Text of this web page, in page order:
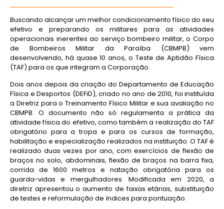
Buscando alcançar um melhor condicionamento físico do seu
efetivo e preparando os militares para as atividades
operacionais inerentes ao serviço bombeiro militar, o Corpo
de Bombeiros Militar da Paraíba (CBMPB) vem
desenvolvendo, há quase 10 anos, o Teste de Aptidão Física
(TAF) para os que integram a Corporação.
Dois anos depois da criação do Departamento de Educação
Física e Desportos (DEFiD), criado no ano de 2010, foi instituída
a Diretriz para o Treinamento Físico Militar e sua avaliação no
CBMPB. O documento não só regulamenta a prática da
atividade física do efetivo, como também a realização do TAF
obrigatório para a tropa e para os cursos de formação,
habilitação e especialização realizados na instituição. O TAF é
realizado duas vezes por ano, com exercícios de flexão de
braços no solo, abdominais, flexão de braços na barra fixa,
corrida de 1600 metros e natação obrigatória para os
guarda-vidas e mergulhadores. Modificada em 2020, a
diretriz apresentou o aumento de faixas etárias, substituição
de testes e reformulação de índices para pontuação.